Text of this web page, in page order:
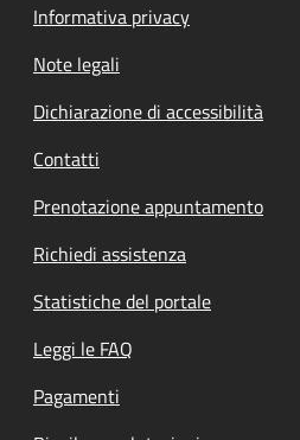
Informativa privacy
Note legali
Dichiarazione di accessibilità
Contatti
Prenotazione appuntamento
Richiedi assistenza
Statistiche del portale
Leggi le FAQ
Pagamenti